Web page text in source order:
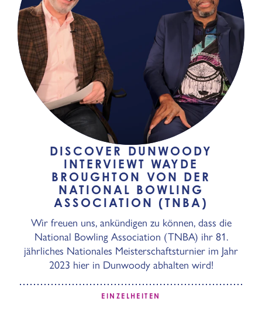
DISCOVER DUNWOODY
INTERVIEWT WAYDE
BROUGHTON VON DER
NATIONAL BOWLING
ASSOCIATION (TNBA)
Wir freuen uns, ankündigen zu können, dass die
National Bowling Association (TNBA) ihr 81.
jährliches Nationales Meisterschaftsturnier im Jahr
2023 hier in Dunwoody abhalten wird!
EINZELHEITEN